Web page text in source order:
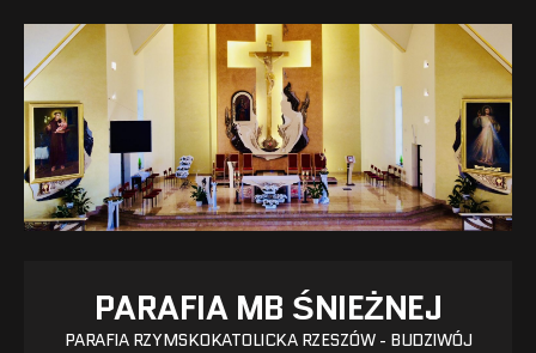
PARAFIA MB ŚNIEŻNEJ
PARAFIA RZYMSKOKATOLICKA RZESZÓW - BUDZIWÓJ